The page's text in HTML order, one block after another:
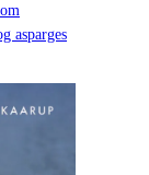
asparges